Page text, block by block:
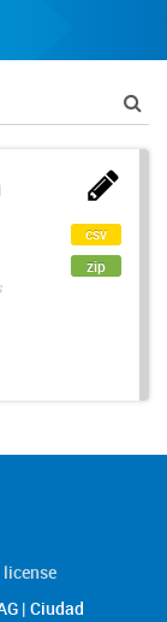
csv
zip
| Ciudad